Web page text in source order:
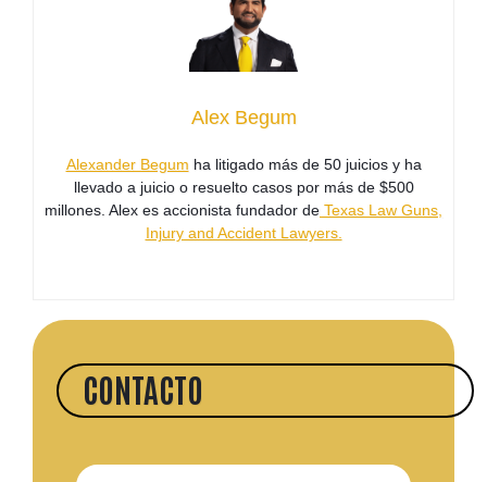
CONTACTO
Alex Begum
Alexander Begum ha litigado más de 50 juicios y ha
llevado a juicio o resuelto casos por más de $500
millones. Alex es accionista fundador de Texas Law Guns,
Injury and Accident Lawyers.